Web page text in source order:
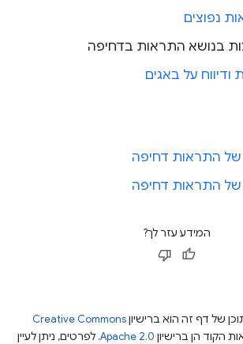
נפוצים
בנושא התראות בדחיפה
ודיווח על באגים
של התראות דחיפה
התראות דחיפה
המידע עזר לך?
של דף זה הוא ברישיוןCreative Commons
הקוד הן ברישיון Apache 2.0. לפרטים, ניתן לעיין